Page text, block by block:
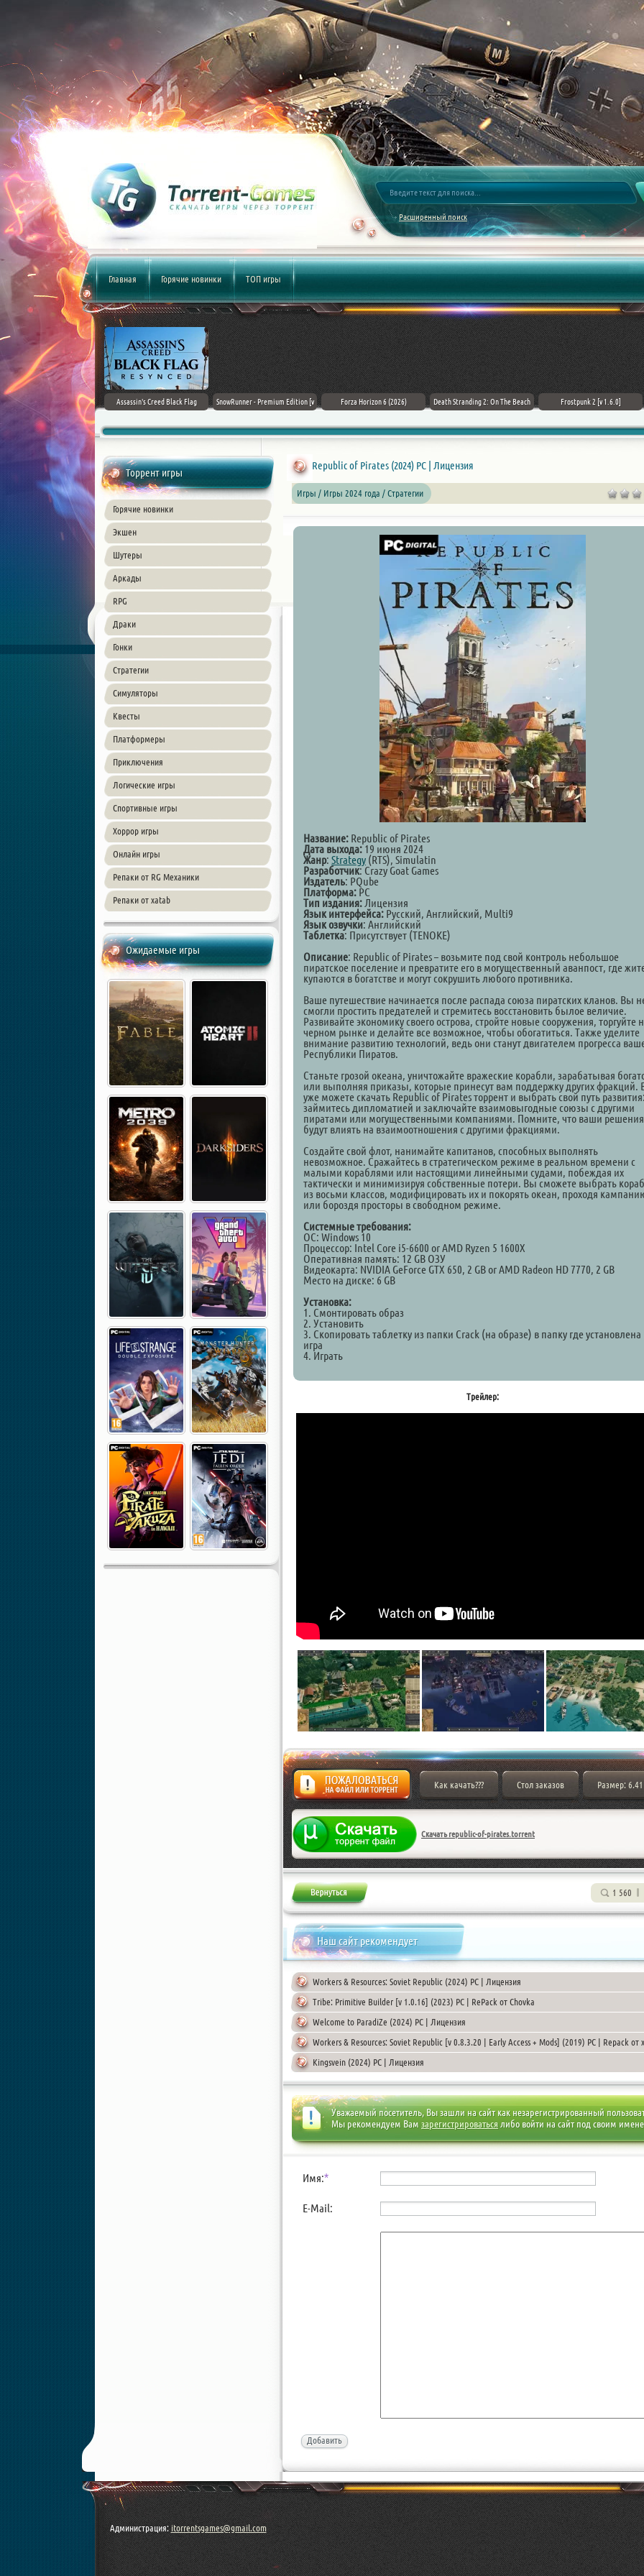
Расширенный поиск
Главная Горячие новинки ТОП игры
Doom: The Dark Ages
Assassin's Creed Black Flag
SnowRunner - Premium Edition [v
Forza Horizon 6 (2026) Death Stranding 2: On The Beach Frostpunk 2 [v 1.6.0]
Торрент игры
Горячие новинки
Экшен
Шутеры
Аркады
RPG
Драки
Гонки
Стратегии
Симуляторы
Квесты
Платформеры
Приключения
Логические игры
Спортивные игры
Хоррор игры
Онлайн игры
Репаки от RG Механики
Репаки от xatab
Ожидаемые игры
Republic of Pirates (2024) PC | Лицензия
Игры / Игры 2024 года / Стратегии
Название: Republic of Pirates
Дата выхода:19 июня 2024
Жанр: Strategy (RTS), Simulatin
Разработчик: Crazy Goat Games
Издатель: PQube
Платформа: PC
Тип издания: Лицензия
Язык интерфейса: Русский, Английский, Multi9
Язык озвучки: Английский
Таблетка: Присутствует (TENOKE)
Описание: Republic of Pirates – возьмите под свой контроль небольшое
пиратское поселение и превратите его в могущественный аванпост, где
купаются в богатстве и могут сокрушить любого противника.
Ваше путешествие начинается после распада союза пиратских кланов. Вы
смогли простить предателей и стремитесь восстановить былое величие.
Развивайте экономику своего острова, стройте новые сооружения, торгуйте
черном рынке и делайте все возможное, чтобы обогатиться. Также уделите
внимание развитию технологий, ведь они станут двигателем прогресса
Республики Пиратов.
Станьте грозой океана, уничтожайте вражеские корабли, зарабатывая
или выполняя приказы, которые принесут вам поддержку других фракций.
уже можете скачать Republic of Pirates торрент и выбрать свой путь
займитесь дипломатией и заключайте взаимовыгодные союзы с другими
пиратами или могущественными компаниями. Помните, что ваши решения
будут влиять на взаимоотношения с другими фракциями.
Создайте свой флот, нанимайте капитанов, способных выполнять
невозможное. Сражайтесь в стратегическом режиме в реальном времени с
малыми кораблями или настоящими линейными судами, побеждая их
тактически и минимизируя собственные потери. Вы сможете выбрать
из восьми классов, модифицировать их и покорять океан, проходя
или бороздя просторы в свободном режиме.
Системные требования:
ОС: Windows 10
Процессор: Intel Core i5-6600 or AMD Ryzen 5 1600X
Оперативная память: 12 GB ОЗУ
Видеокарта: NVIDIA GeForce GTX 650, 2 GB or AMD Radeon HD 7770, 2 GB
Место на диске: 6 GB
Установка:
1. Смонтировать образ
2. Установить
3. Скопировать таблетку из папки Crack (на образе) в папку где установлена
игра
4. Играть
Трейлер:
Жалоба
Как качать??? Стол заказов Размер:
Скачать republic-of-pirates.torrent
1 560
Наш сайт рекомендует
Workers & Resources: Soviet Republic (2024) PC | Лицензия
Tribe: Primitive Builder [v 1.0.16] (2023) PC | RePack от Chovka
Welcome to ParadiZe (2024) PC | Лицензия
Workers & Resources: Soviet Republic [v 0.8.3.20 | Early Access + Mods] (2019) PC | Repack от
Kingsvein (2024) PC | Лицензия
Уважаемый посетитель, Вы зашли на сайт как незарегистрированный
Мы рекомендуем Вам зарегистрироватьсялибо войти на сайт под своим
Имя:*
E-Mail:
Добавить
Администрация:itorrentsgames@gmail.com